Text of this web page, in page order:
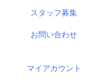
スタッフ募集
お問い合わせ
マイアカウント